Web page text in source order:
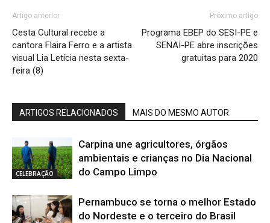
Artigo anterior
Cesta Cultural recebe a
cantora Flaira Ferro e a artista
visual Lia Letícia nesta sexta-
feira (8)
Próximo artigo
Programa EBEP do SESI-PE e
SENAI-PE abre inscrições
gratuitas para 2020
ARTIGOS RELACIONADOS MAIS DO MESMO AUTOR
CELEBRAÇÃO
Carpina une agricultores, órgãos
ambientais e crianças no Dia Nacional
do Campo Limpo
Pernambuco se torna o melhor Estado
do Nordeste e o terceiro do Brasil